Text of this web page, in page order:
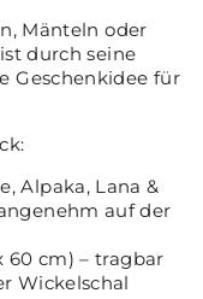
Mänteln oder
durch seine
Geschenkidee für
Alpaka, Lana &
auf der
60 cm) – tragbar
Wickelschal